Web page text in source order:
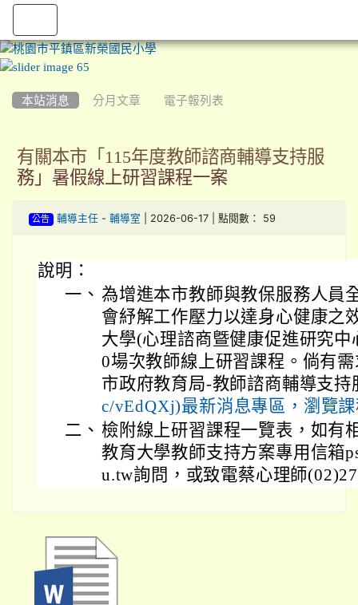
本站消息 分月文章 電子報列表
有關本市「115年度教師諮商輔導支持服
務」暑假線上研習課程一案
公告 輔導主任- 輔導室 | 2026-06-17 | 點閱數： 59
說明：
一、 為增進本市教師與教保服務人員
會紓解工作壓力以達身心健康之
大學(心理諮商曁健康促進研究
0場次教師線上研習課程。倘有
市政府教育局-教師諮商輔導支持
c/vEdQXj)最新消息專區，瀏覽
二、 檢附線上研習課程一覽表，如有
教育大學教師支持方案專用信箱
u.tw詢問，或致電蔡心理師